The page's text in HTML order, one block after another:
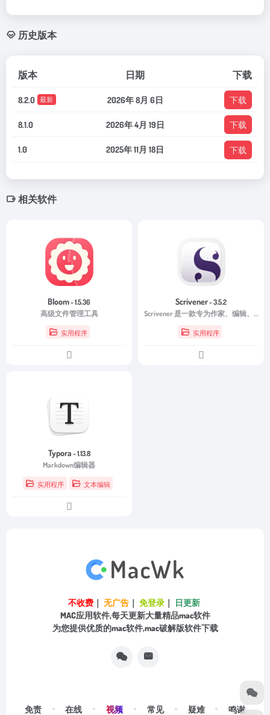
历史版本
版本 日期 下载
8.2.0 最新 2026年 8月 6日 下载
8.1.0 2026年 4月 19日 下载
1.0 2025年 11月 18日 下载
相关软件
Bloom- 1.5.36
高级文件管理工具
实用程序
Scrivener- 3.5.2
Scrivener 是一款专为作家、编辑、研究人员以及任何需要处理大量文本内容的人设计的综合性写作工具。无论您是正在创作小说、撰写学术论文、整理复杂项目，还是记录个人笔记，Scrivener 都能为您提供一个有组织且高效的工作空间。
实用程序
Typora - 1.13.8
Markdown编辑器
实用程序 文本编辑
不收费 ｜ 无广告 ｜ 免登录 ｜
日更新
MAC应用软件,每天更新大量精品mac软件
为您提供优质的mac软件,mac破解版软件下载
免责 在线
视频
常见 疑难 鸣谢